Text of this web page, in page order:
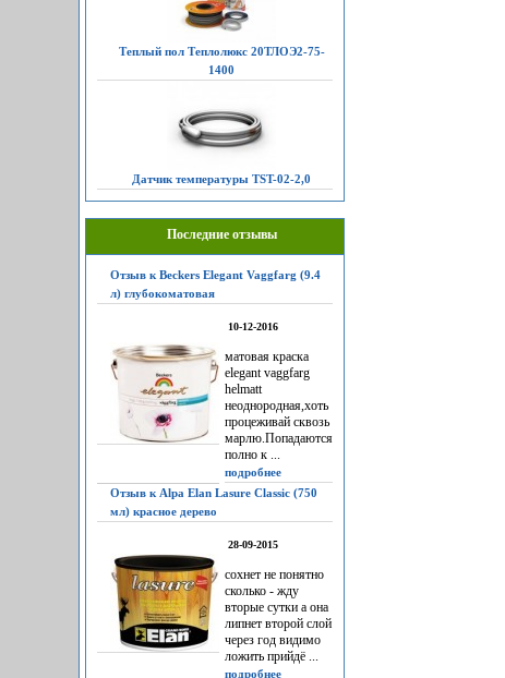
Теплый пол Теплолюкс 20ТЛОЭ2-75-
1400
Датчик температуры TST-02-2,0
Последние отзывы
Отзыв к Beckers Elegant Vaggfarg (9.4
л) глубокоматовая
10-12-2016
матовая краска
elegant vaggfarg
helmatt
неоднородная,хоть
процеживай сквозь
марлю.Попадаются
полно к ...
подробнее
Отзыв к Alpa Elan Lasure Classic (750
мл) красное дерево
28-09-2015
сохнет не понятно
сколько - жду
вторые сутки а она
липнет второй слой
через год видимо
ложить прийдё ...
подробнее